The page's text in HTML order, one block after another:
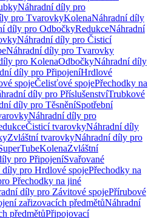
Náhradní díly pro
pro TvarovkyKolenaNáhradní díly
díly pro OdbočkyRedukceNáhradní
Náhradní díly pro Čisticí
Náhradní díly pro Tvarovky
pro KolenaOdbočkyNáhradní díly
díly pro PřipojeníHrdlové
spojeČelisťové spojePřechodky na
díly pro PříslušenstvíTrubkové
díly pro TěsněníSpotřební
Náhradní díly pro
Čisticí tvarovkyNáhradní díly
Zvláštní tvarovkyNáhradní díly pro
KolenaZvláštní
pro PřipojeníSvařované
díly pro Hrdlové spojePřechodky na
Přechodky na jiné
díly pro Závitové spojePřírubové
zařizovacích předmětůNáhradní
předmětůPřipojovací